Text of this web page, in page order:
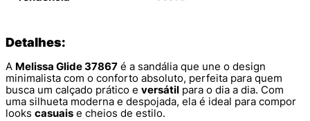
Detalhes:
A Melissa Glide 37867 é a sandália que une o design
minimalista com o conforto absoluto, perfeita para quem
busca um calçado prático e versátil para o dia a dia. Com
uma silhueta moderna e despojada, ela é ideal para compor
looks casuais e cheios de estilo.